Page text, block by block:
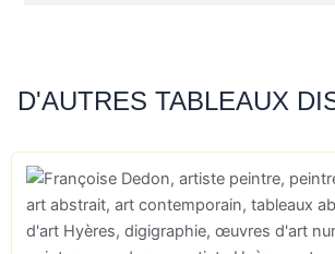
D'AUTRES TABLEAUX